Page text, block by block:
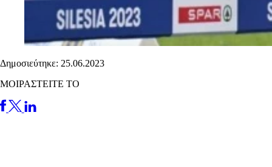
Δημοσιεύτηκε: 25.06.2023
ΜΟΙΡΑΣΤΕΙΤΕ ΤΟ